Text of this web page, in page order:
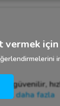
güvenilir,
…daha fazla
için